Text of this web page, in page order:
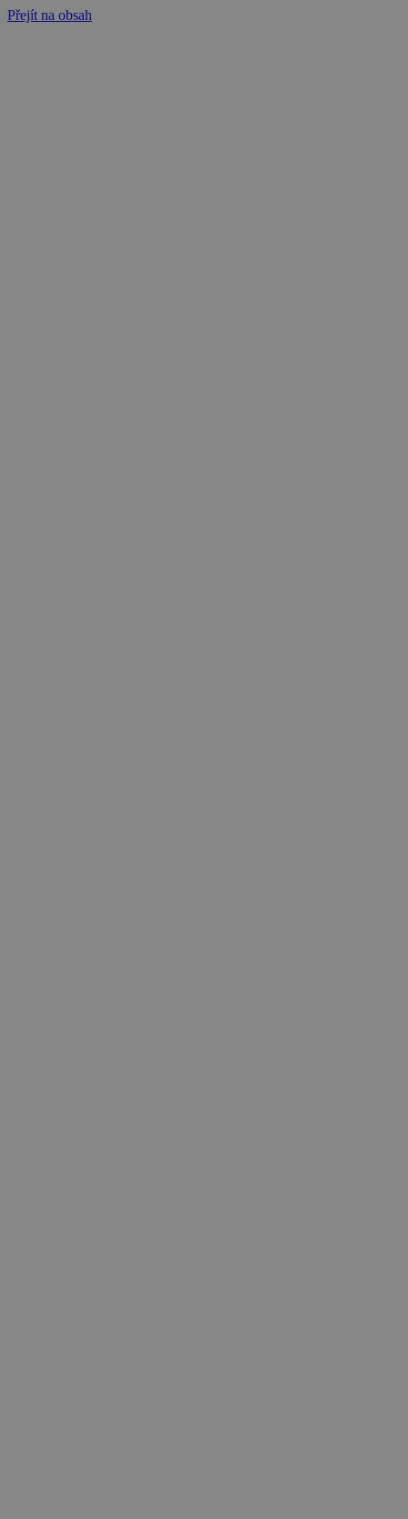
Přejít na obsah